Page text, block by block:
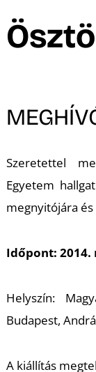
Szeretettel
Egyetem
megnyitójára
Időpont: 2014.
Helyszín:
Budapest,
A kiállítás